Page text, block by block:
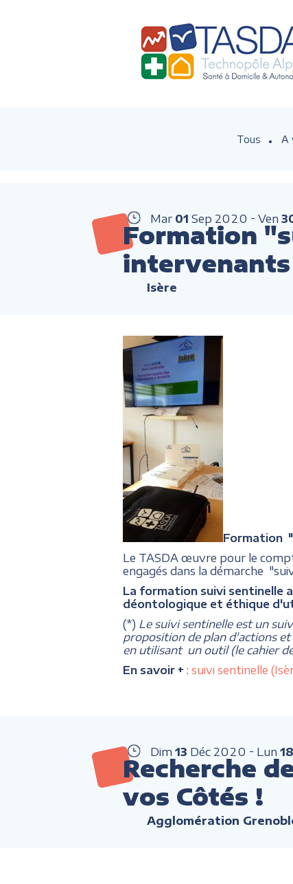
Tous A
Mar 01 Sep 2020 Ven
Formation
intervenants
Isère
Formation
Le TASDA œuvre pour le
engagés dans la démarche
La formation suivi sentinelle
déontologique et éthique
(*) Le suivi sentinelle est un
proposition de plan d'actions et
en utilisant un outil (le cahier
En savoir + : suivi sentinelle
Dim 13 Déc 2020 Lun 18
Recherche
vos Côtés !
Agglomération